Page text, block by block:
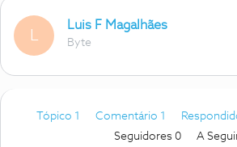
L
Luis F Magalhães
Byte
Tópico 1 Comentário 1
Seguidores 0 A